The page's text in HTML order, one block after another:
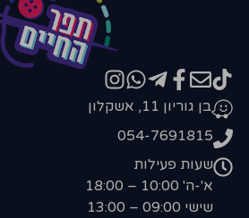
בן גוריון 11, אשקלון
054-7691815
שעות פעילות
א'-ה' 10:00 – 18:00
שישי 09:00 – 13:00